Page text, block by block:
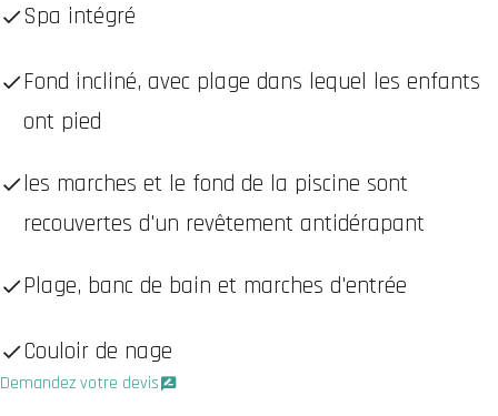
Spa intégré
Fond incliné, avec plage dans lequel les enfants
ont pied
les marches et le fond de la piscine sont
recouvertes d'un revêtement antidérapant
Plage, banc de bain et marches d'entrée
Couloir de nage
Demandez votre devis